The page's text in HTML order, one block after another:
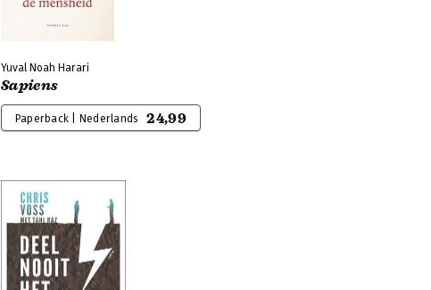
Yuval Noah Harari
Sapiens
Paperback | Nederlands 24,99